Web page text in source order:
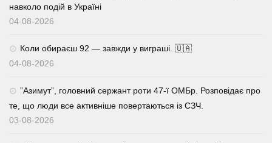
навколо подій в Україні
04-08-2026
Коли обираєш 92 — завжди у виграші. 🇺🇦
04-08-2026
⁨”Азимут”, головний сержант роти 47-ї ОМБр. Розповідає про
те, що люди все активніше повертаються із СЗЧ.
03-08-2026